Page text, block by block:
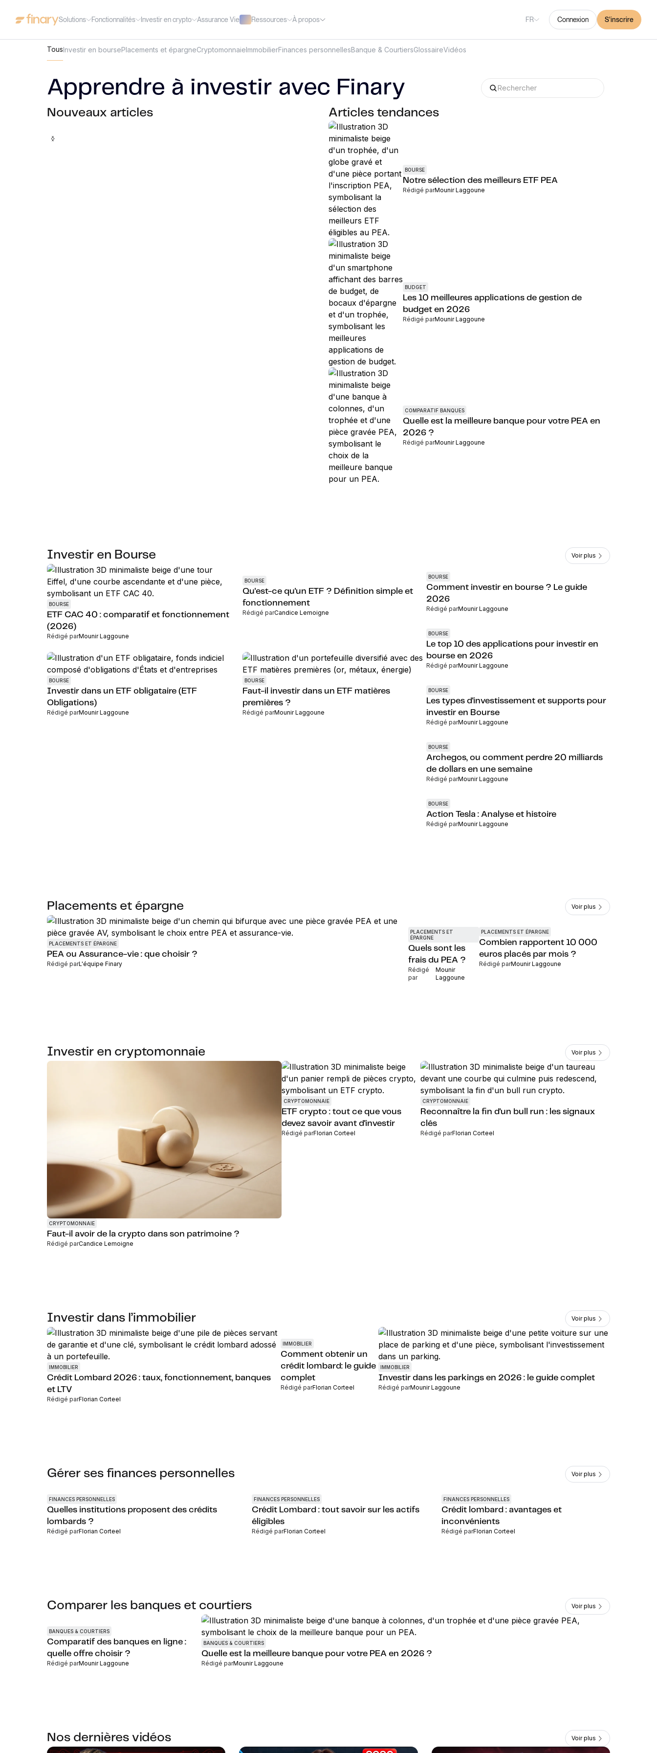
Solutions Fonctionnalités Investir en crypto Assurance Vie Ressources À propos FR Connexion S'inscrire
TousInvestir en boursePlacements et épargneCryptomonnaieImmobilierFinances personnellesBanque & CourtiersGlossaireVidéos
Apprendre à investir avec Finary
Nouveaux articles Articles tendances
BOURSE
Notre sélection des meilleurs ETF PEA
Rédigé parMounir Laggoune
BUDGET
Les 10 meilleures applications de gestion de
budget en 2026
Rédigé parMounir Laggoune
COMPARATIF BANQUES
Quelle est la meilleure banque pour votre PEA en
2026 ?
Rédigé parMounir Laggoune
Investir en Bourse Voir plus
BOURSE
ETF CAC 40 : comparatif et fonctionnement
(2026)
Rédigé parMounir Laggoune
BOURSE
Qu'est-ce qu'un ETF ? Définition simple et
fonctionnement
Rédigé parCandice Lemoigne
BOURSE
Investir dans un ETF obligataire (ETF
Obligations)
Rédigé parMounir Laggoune
BOURSE
Faut-il investir dans un ETF matières
premières ?
Rédigé parMounir Laggoune
BOURSE
Comment investir en bourse ? Le guide
2026
Rédigé parMounir Laggoune
BOURSE
Le top 10 des applications pour investir en
bourse en 2026
Rédigé parMounir Laggoune
BOURSE
Les types d'investissement et supports pour
investir en Bourse
Rédigé parMounir Laggoune
BOURSE
Archegos, ou comment perdre 20 milliards
de dollars en une semaine
Rédigé parMounir Laggoune
BOURSE
Action Tesla : Analyse et histoire
Rédigé parMounir Laggoune
Placements et épargne Voir plus
PLACEMENTS ET ÉPARGNE
PEA ou Assurance-vie : que choisir ?
Rédigé parL'équipe Finary
PLACEMENTS ET
ÉPARGNE
Quels sont les
frais du PEA ?
Rédigé
par
Mounir
Laggoune
PLACEMENTS ET ÉPARGNE
Combien rapportent 10 000
euros placés par mois ?
Rédigé parMounir Laggoune
Investir en cryptomonnaie Voir plus
CRYPTOMONNAIE
Faut-il avoir de la crypto dans son patrimoine ?
Rédigé parCandice Lemoigne
CRYPTOMONNAIE
ETF crypto : tout ce que vous
devez savoir avant d'investir
Rédigé parFlorian Corteel
CRYPTOMONNAIE
Reconnaître la fin d'un bull run : les signaux
clés
Rédigé parFlorian Corteel
Investir dans l’immobilier Voir plus
IMMOBILIER
Crédit Lombard 2026 : taux, fonctionnement, banques
et LTV
Rédigé parFlorian Corteel
IMMOBILIER
Comment obtenir un
crédit lombard: le guide
complet
Rédigé parFlorian Corteel
IMMOBILIER
Investir dans les parkings en 2026 : le guide complet
Rédigé parMounir Laggoune
Gérer ses finances personnelles Voir plus
FINANCES PERSONNELLES
Quelles institutions proposent des crédits
lombards ?
Rédigé parFlorian Corteel
FINANCES PERSONNELLES
Crédit Lombard : tout savoir sur les actifs
éligibles
Rédigé parFlorian Corteel
FINANCES PERSONNELLES
Crédit lombard : avantages et
inconvénients
Rédigé parFlorian Corteel
Comparer les banques et courtiers Voir plus
BANQUES & COURTIERS
Comparatif des banques en ligne :
quelle offre choisir ?
Rédigé parMounir Laggoune
BANQUES & COURTIERS
Quelle est la meilleure banque pour votre PEA en 2026 ?
Rédigé parMounir Laggoune
Nos dernières vidéos Voir plus